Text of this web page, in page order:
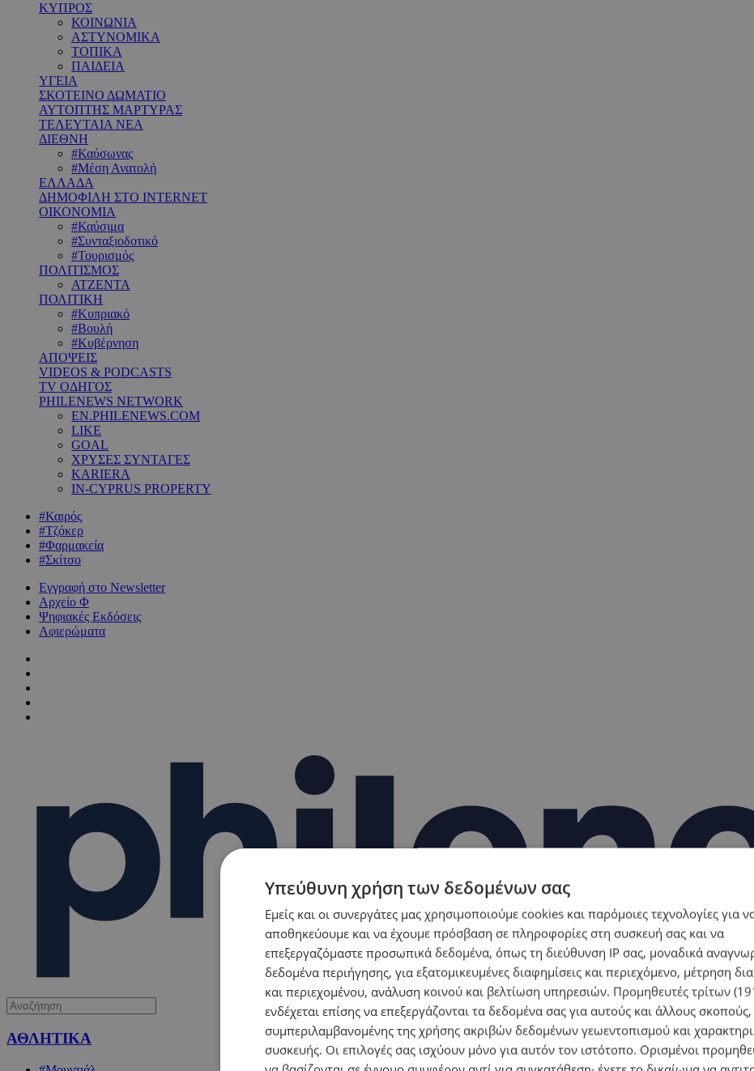
ΚΥΠΡΟΣ
ΚΟΙΝΩΝΙΑ
ΑΣΤΥΝΟΜΙΚΑ
ΤΟΠΙΚΑ
ΠΑΙΔΕΙΑ
ΥΓΕΙΑ
ΣΚΟΤΕΙΝΟ ΔΩΜΑΤΙΟ
ΑΥΤΟΠΤΗΣ ΜΑΡΤΥΡΑΣ
ΤΕΛΕΥΤΑΙΑ ΝΕΑ
ΔΙΕΘΝΗ
#Καύσωνας
#Μέση Ανατολή
ΕΛΛΑΔΑ
ΔΗΜΟΦΙΛΗ ΣΤΟ INTERNET
ΟΙΚΟΝΟΜΙΑ
#Καύσιμα
#Συνταξιοδοτικό
#Τουρισμός
ΠΟΛΙΤΙΣΜΟΣ
ΑΤΖΕΝΤΑ
ΠΟΛΙΤΙΚΗ
#Κυπριακό
#Βουλή
#Κυβέρνηση
ΑΠΟΨΕΙΣ
VIDEOS & PODCASTS
TV ΟΔΗΓΟΣ
PHILENEWS NETWORK
EN.PHILENEWS.COM
LIKE
GOAL
ΧΡΥΣΕΣ ΣΥΝΤΑΓΕΣ
KARIERA
IN-CYPRUS PROPERTY
#Καιρός
#Τζόκερ
#Φαρμακεία
#Σκίτσο
Εγγραφή στο Newsletter
Αρχείο Φ
Ψηφιακές Εκδόσεις
Αφιερώματα
ΑΘΛΗΤΙΚΑ
Υπεύθυνη χρήση των δεδομένων σας
Εμείς και οι συνεργάτες μας χρησιμοποιούμε cookies και παρόμοιες τεχνολογίες για
αποθηκεύουμε και να έχουμε πρόσβαση σε πληροφορίες στη συσκευή σας και να
επεξεργαζόμαστε προσωπικά δεδομένα, όπως τη διεύθυνση IP σας, μοναδικά
δεδομένα περιήγησης, για εξατομικευμένες διαφημίσεις και περιεχόμενο, μέτρηση
και περιεχομένου, ανάλυση κοινού και βελτίωση υπηρεσιών. Προμηθευτές τρίτων
ενδέχεται επίσης να επεξεργάζονται τα δεδομένα σας για αυτούς και άλλους σκοπούς,
συμπεριλαμβανομένης της χρήσης ακριβών δεδομένων γεωεντοπισμού και
συσκευής. Οι επιλογές σας ισχύουν μόνο για αυτόν τον ιστότοπο. Ορισμένοι